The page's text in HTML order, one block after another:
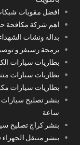
افضل مقويات
اهم شركة مكافحة
بدالة ونشات
برمجة رسيفر و توصيل ريموت 24 ساعة
بطاريات سيارات
بطاريات سيارات
بطاريات سيارات
ساعة
بنشر كراج تصليح
بنشر متنقل